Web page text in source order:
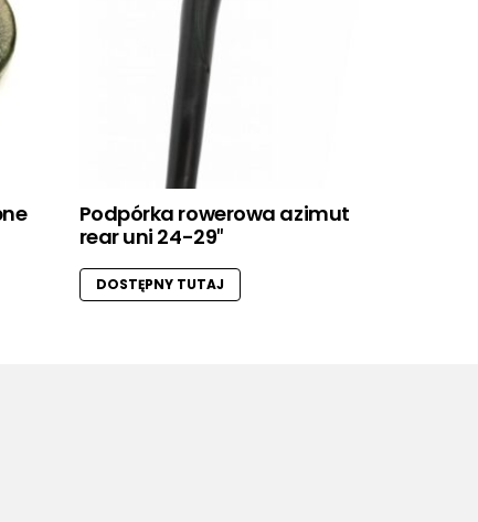
Podpórka rowerowa azimut
rear uni 24-29″
DOSTĘPNY TUTAJ